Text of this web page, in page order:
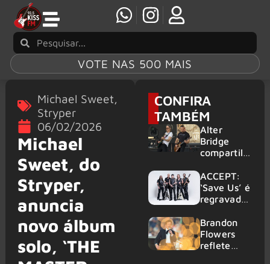
VOTE NAS 500 MAIS
Michael Sweet,
Stryper
06/02/2026
Michael
Sweet, do
Stryper,
anuncia
novo álbum
solo, ‘THE
CONFIRA
TAMBÉM
Alter
Bridge
compartilh
vivo de
“Fortress”
gravada
am Ring
2026
ACCEPT:
‘Save Us’ é
regravada
membros
do GHOST
e KORN
Brandon
Flowers
reflete